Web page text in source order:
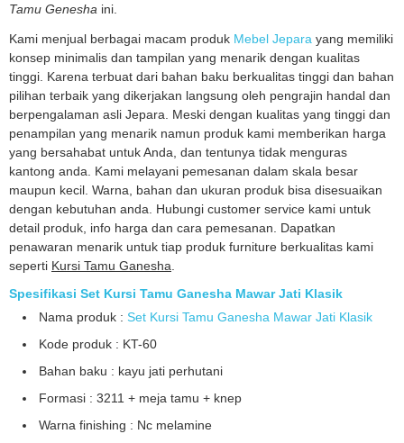
Tamu Genesha ini.
Kami menjual berbagai macam produk Mebel Jepara yang memiliki
konsep minimalis dan tampilan yang menarik dengan kualitas
tinggi. Karena terbuat dari bahan baku berkualitas tinggi dan bahan
pilihan terbaik yang dikerjakan langsung oleh pengrajin handal dan
berpengalaman asli Jepara. Meski dengan kualitas yang tinggi dan
penampilan yang menarik namun produk kami memberikan harga
yang bersahabat untuk Anda, dan tentunya tidak menguras
kantong anda. Kami melayani pemesanan dalam skala besar
maupun kecil. Warna, bahan dan ukuran produk bisa disesuaikan
dengan kebutuhan anda. Hubungi customer service kami untuk
detail produk, info harga dan cara pemesanan. Dapatkan
penawaran menarik untuk tiap produk furniture berkualitas kami
seperti Kursi Tamu Ganesha
Spesifikasi Set Kursi Tamu Ganesha Mawar Jati Klasik
Nama produk : Set Kursi Tamu Ganesha Mawar Jati Klasik
Kode produk : KT-60
Bahan baku : kayu jati perhutani
Formasi : 3211 + meja tamu + knep
Warna finishing : Nc melamine